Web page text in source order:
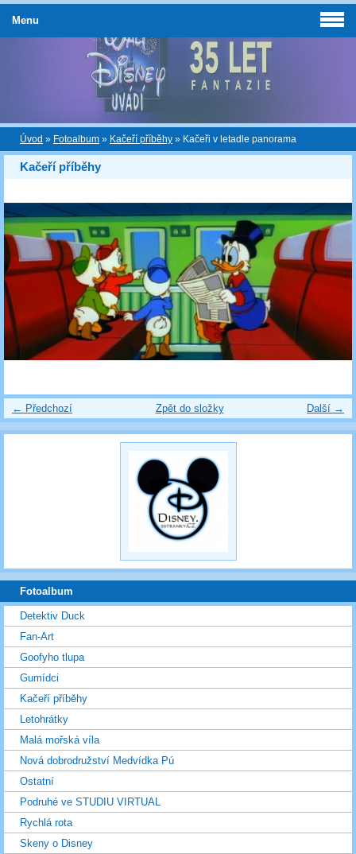
Úvod » Fotoalbum » Kačeří příběhy » Kačeři v letadle panorama
Kačeří příběhy
← Předchozí Další →
Zpět do složky
Menu
Fotoalbum
Detektiv Duck
Fan-Art
Goofyho tlupa
Gumídci
Kačeří příběhy
Letohrátky
Malá mořská víla
Nová dobrodružství Medvídka Pú
Ostatní
Podruhé ve STUDIU VIRTUAL
Rychlá rota
Skeny o Disney